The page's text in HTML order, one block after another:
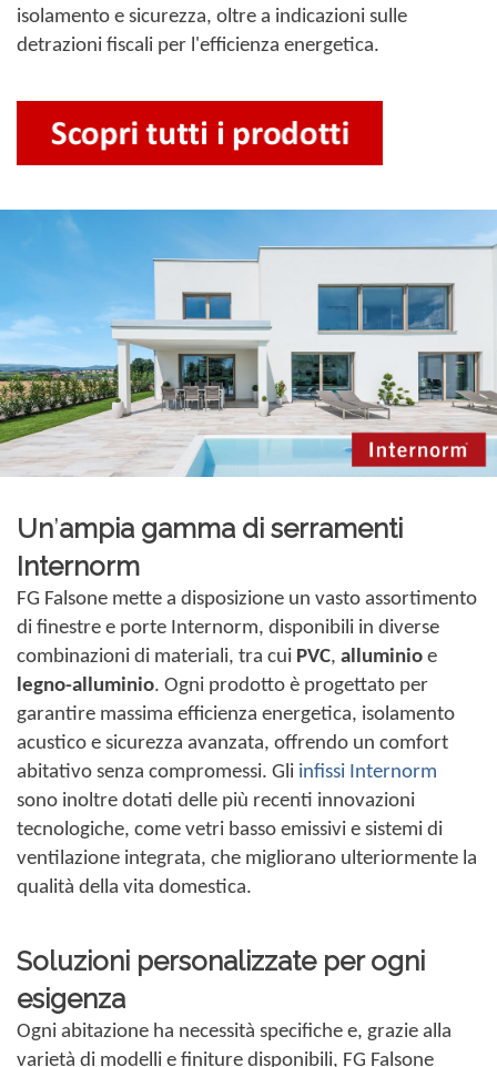
isolamento e sicurezza, oltre a indicazioni sulle
detrazioni fiscali per l'efficienza energetica.
Un’ampia gamma di serramenti
Internorm
FG Falsone mette a disposizione un vasto assortimento
di finestre e porte Internorm, disponibili in diverse
combinazioni di materiali, tra cui PVC, alluminio e
legno-alluminio. Ogni prodotto è progettato per
garantire massima efficienza energetica, isolamento
acustico e sicurezza avanzata, offrendo un comfort
abitativo senza compromessi. Gli infissi Internorm
sono inoltre dotati delle più recenti innovazioni
tecnologiche, come vetri basso emissivi e sistemi di
ventilazione integrata, che migliorano ulteriormente la
qualità della vita domestica.
Soluzioni personalizzate per ogni
esigenza
Ogni abitazione ha necessità specifiche e, grazie alla
varietà di modelli e finiture disponibili, FG Falsone